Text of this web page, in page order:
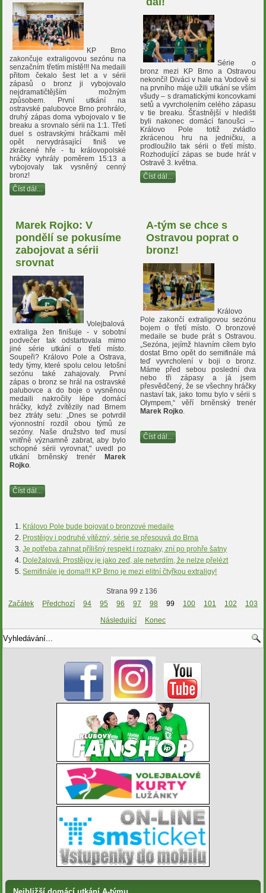
KP Brno
zakončuje extraligovou sezónu na
senzačním třetím místě!!! Na medaili
přitom čekalo šest let a v sérii
zápasů o bronz ji vybojovalo
nejdramatičtějším možným
způsobem. První utkání na
ostravské palubovce Brno prohrálo,
druhý zápas doma vybojovalo v tie
breaku a srovnalo sérii na 1:1. Třetí
duel s ostravskými hráčkami měl
opět nervydrásající finiš ve
zkrácené hře - tu královopolské
hráčky vyhrály poměrem 15:13 a
vybojovaly tak vysněný cenný
bronz!
Číst dál...
Série o
bronz mezi KP Brno a Ostravou
nekončí! Diváci v hale na Vodově si
na prvního máje užili utkání se vším
všudy – s dramatickými koncovkami
setů a vyvrcholením celého zápasu
v tie breaku. Šťastnější v hledišti
byli nakonec domácí fanoušci –
Královo Pole totiž zvládlo
zkrácenou hru na jedničku, a
prodloužilo tak sérii o třetí místo.
Rozhodující zápas se bude hrát v
Ostravě 3. května.
Číst dál...
Marek Rojko: V
pondělí se pokusíme
zabojovat a sérii
srovnat
Volejbalová
extraliga žen finišuje - v sobotní
podvečer tak odstartovala mimo
jiné série utkání o třetí místo.
Soupeři? Královo Pole a Ostrava,
tedy týmy, které spolu celou letošní
sezónu také zahajovaly. První
zápas o bronz se hrál na ostravské
palubovce a do boje o vysněnou
medaili nakročily lépe domácí
hráčky, když zvítězily nad Brnem
bez ztráty setu: „Dnes se potvrdil
výonnostní rozdíl obou týmů ze
sezóny. Naše družstvo teď musí
vnitřně významně zabrat, aby bylo
schopné sérii vyrovnat," uvedl po
utkání brněnský trenér Marek
Rojko
Číst dál...
A-tým se chce s
Ostravou poprat o
bronz!
Královo
Pole zakončí extraligovou sezónu
bojem o třetí místo. O bronzové
medaile se bude prát s Ostravou.
„Sezóna, jejímž hlavním cílem bylo
dostat Brno opět do semifinále má
teď vyvrcholení v boji o bronz.
Máme před sebou poslední dva
nebo tři zápasy a já jsem
přesvědčený, že se všechny hráčky
nastaví tak, jako tomu bylo v sérii s
Olympem,“ věří brněnský trenér
Marek Rojko.
Číst dál...
Královo Pole bude bojovat o bronzové medaile
Prostějov i podruhé vítězný, série se přesouvá do Brna
Je potřeba zahnat přílišný respekt i rozpaky, zní po prohře šatny
Doležalová: Prostějov je jako zeď, ale netvrdím, že nelze přelézt
Semifinále je doma!!! KP Brno je mezi elitní čtyřkou extraligy!
Strana 99 z 136
Začátek
Předchozí 94 95 96 97 98 99 100 101 102
103
Následující
Konec